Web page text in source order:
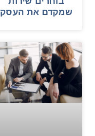
שמקדם את העסק